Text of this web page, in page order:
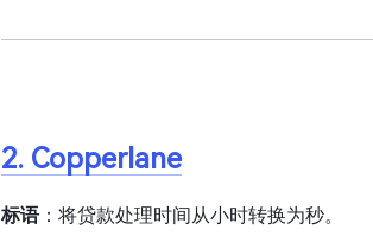
2. Copperlane
标语：将贷款处理时间从小时转换为秒。